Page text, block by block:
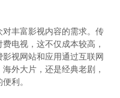
丰富影视内容的需求。传
电视，这不仅成本较高，
视网站和应用通过互联网
外大片，还是经典老剧，
利。